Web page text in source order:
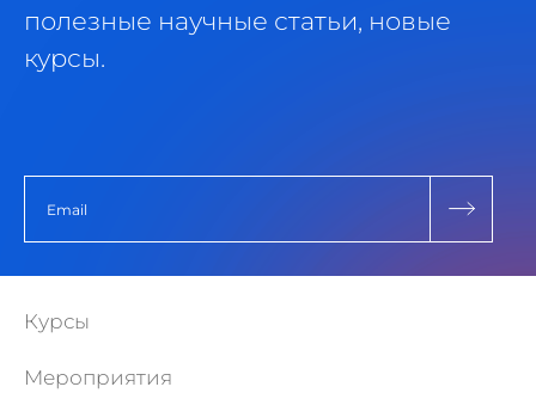
полезные научные статьи, новые
курсы.
Курсы
Мероприятия